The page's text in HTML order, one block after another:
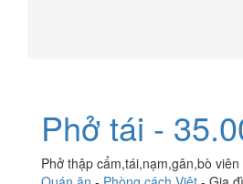
Phở tái -
Phở thập cẩm,tái,nạm,gân,bò viên